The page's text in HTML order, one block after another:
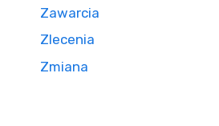
Zawarcia
Zlecenia
Zmiana